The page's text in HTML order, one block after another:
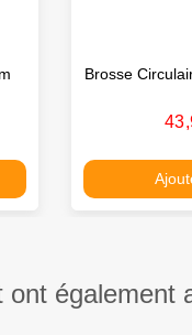
Brosse
ont également